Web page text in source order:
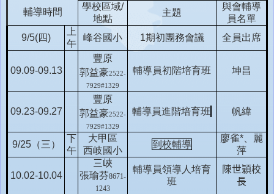
輔導時間
學校區域/
地點
主題
與會輔導
員名單
9/5(四)
上
午
峰谷國小 1期初團務會議 全員出席
09.09-09.13
豐原
郭益豪2522-
7929#1329
輔導員初階培育班 坤昌
09.23-09.27
豐原
郭益豪2522-
7929#1329
輔導員進階培育班 帆緯
9/25（三）
下
午
大甲區
西岐國小
到校輔導
廖雀*、麗
萍
10.02-10.04
三峽
張瑜芬8671-
1243
輔導員領導人培育
班
陳世穎校
長